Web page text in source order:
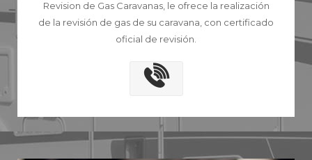
Revision de Gas Caravanas, le ofrece la realización
de la revisión de gas de su caravana, con certificado
oficial de revisión.